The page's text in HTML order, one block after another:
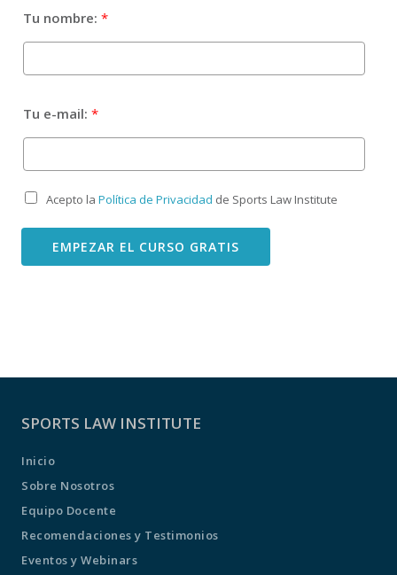
Tu nombre: *
Tu e-mail: *
Condiciones *
Acepto la Política de Privacidad de Sports Law Institute
EMPEZAR EL CURSO GRATIS
SPORTS LAW INSTITUTE
Inicio
Sobre Nosotros
Equipo Docente
Recomendaciones y Testimonios
Eventos y Webinars